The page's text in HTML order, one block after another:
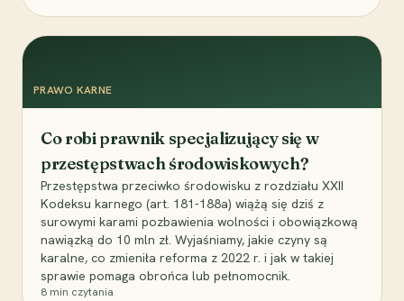
PRAWO KARNE
Co robi prawnik specjalizujący się w
przestępstwach środowiskowych?
Przestępstwa przeciwko środowisku z rozdziału XXII
Kodeksu karnego (art. 181-188a) wiążą się dziś z
surowymi karami pozbawienia wolności i obowiązkową
nawiązką do 10 mln zł. Wyjaśniamy, jakie czyny są
karalne, co zmieniła reforma z 2022 r. i jak w takiej
sprawie pomaga obrońca lub pełnomocnik.
8 min czytania